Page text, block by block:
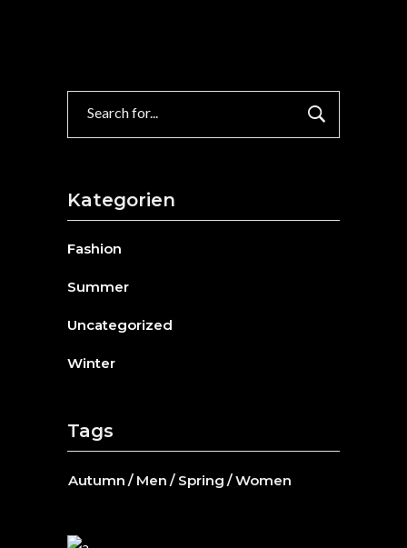
Kategorien
Fashion
Summer
Uncategorized
Winter
Tags
Autumn Men Spring Women